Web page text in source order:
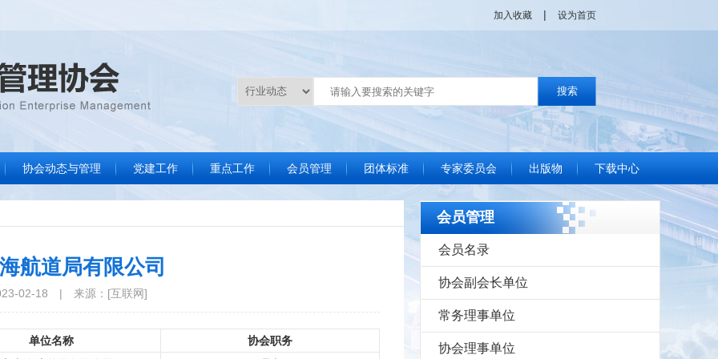
加入收藏 | 设为首页
协会动态与管理
协会要闻
通知通告
数据统计
文件制度
党建工作 重点工作
品牌会议
品牌活动
法律服务
标准化评审服务
培训咨询
调研统计分析
会员管理
会员名录
协会副会长单位
常务理事单位
协会理事单位
协会会员单位
分支机构会员单位
会员风采
入会申请
团体标准
团体标准制定流程
协会标准化通讯
国家政策动态
协会发布标准查询
标准化良好行为声明
专家委员会
管理现代化成果委员会简介
专家库
专家视点
工作动态
出版物 下载中心
信用建设
航道局有限公司
02-18 | 来源：[互联网]
单位名称
协会职务
会员管理
会员名录
协会副会长单位
常务理事单位
协会理事单位